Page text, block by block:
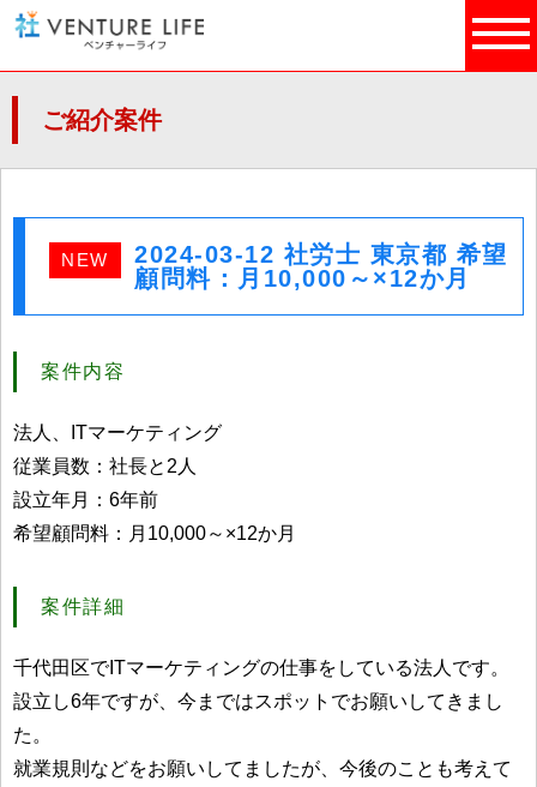
ご紹介案件
NEW
2024-03-12 社労士 東京都 希望
顧問料：月10,000～×12か月
案件内容
法人、ITマーケティング
従業員数：社長と2人
設立年月：6年前
希望顧問料：月10,000～×12か月
案件詳細
千代田区でITマーケティングの仕事をしている法人です。
設立し6年ですが、今まではスポットでお願いしてきまし
た。
就業規則などをお願いしてましたが、今後のことも考えて